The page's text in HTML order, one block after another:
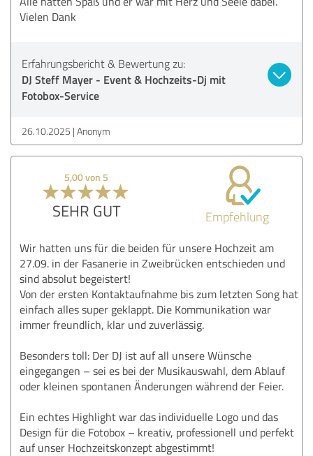
Vielen Dank
Erfahrungsbericht & Bewertung zu:
DJ Steff Mayer - Event & Hochzeits-Dj mit
Fotobox-Service
26.10.2025 Anonym
5,00 von 5
SEHR GUT Empfehlung
Wir hatten uns für die beiden für unsere Hochzeit am
27.09. in der Fasanerie in Zweibrücken entschieden und
sind absolut begeistert!
Von der ersten Kontaktaufnahme bis zum letzten Song hat
einfach alles super geklappt. Die Kommunikation war
immer freundlich, klar und zuverlässig.
Besonders toll: Der DJ ist auf all unsere Wünsche
eingegangen – sei es bei der Musikauswahl, dem Ablauf
oder kleinen spontanen Änderungen während der Feier.
Ein echtes Highlight war das individuelle Logo und das
Design für die Fotobox – kreativ, professionell und perfekt
auf unser Hochzeitskonzept abgestimmt!